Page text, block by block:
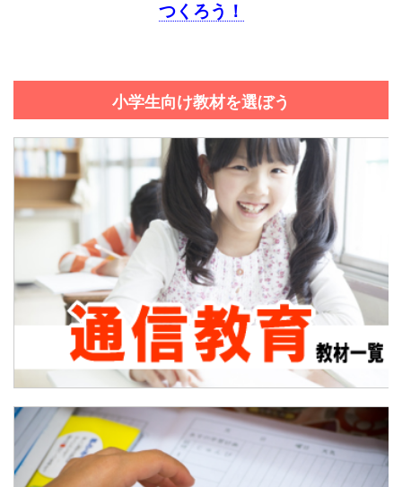
つくろう！
小学生向け教材を選ぼう